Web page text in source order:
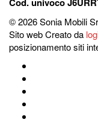
© 2026 Sonia Mobili
Sito web Creato da
posizionamento siti